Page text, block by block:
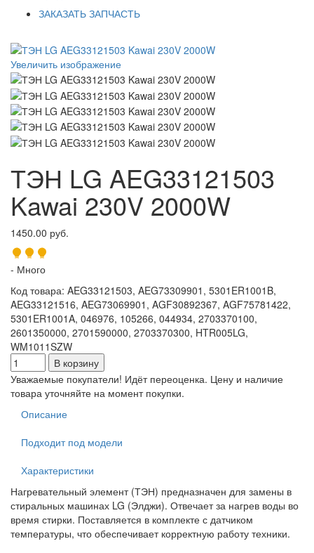
ЗАКАЗАТЬ ЗАПЧАСТЬ
Увеличить изображение
ТЭН LG AEG33121503
Kawai 230V 2000W
1450.00 руб.
- Много
Код товара: AEG33121503, AEG73309901, 5301ER1001B,
AEG33121516, AEG73069901, AGF30892367, AGF75781422,
5301ER1001A, 046976, 105266, 044934, 2703370100,
2601350000, 2701590000, 2703370300, HTR005LG,
WM1011SZW
Уважаемые покупатели! Идёт переоценка. Цену и наличие
товара уточняйте на момент покупки.
Описание
Подходит под модели
Характеристики
Нагревательный элемент (ТЭН) предназначен для замены в
стиральных машинах LG (Элджи). Отвечает за нагрев воды во
время стирки. Поставляется в комплекте с датчиком
температуры, что обеспечивает корректную работу техники.